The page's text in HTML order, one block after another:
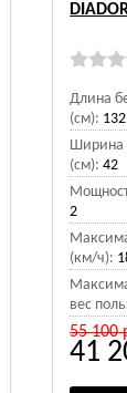
Длина
(см): 132
Ширина
(см): 42
2
(км/ч):
вес
55 100
41